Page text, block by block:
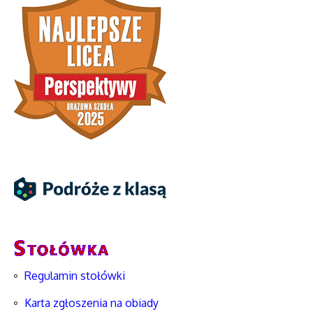
Regulamin stołówki
Karta zgłoszenia na obiady